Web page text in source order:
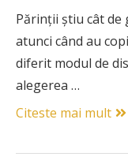
Părinții știu cât de
atunci când au
diferit modul de
alegerea …
Citeste mai mult